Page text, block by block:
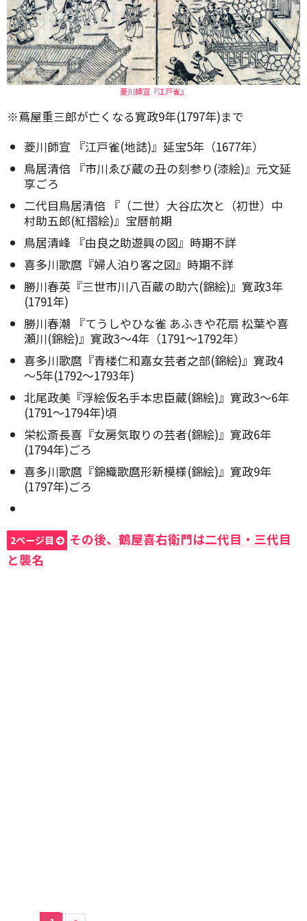
菱川師宣『江戸雀』
※蔦屋重三郎が亡くなる寛政9年(1797年)まで
菱川師宣 『江戸雀(地誌)』延宝5年（1677年）
鳥居清倍 『市川ゑび蔵の丑の刻参り(漆絵)』元文延
享ごろ
二代目鳥居清倍 『（二世）大谷広次と（初世）中
村助五郎(紅摺絵)』宝暦前期
鳥居清峰 『由良之助遊興の図』時期不詳
喜多川歌麿『婦人泊り客之図』時期不詳
勝川春英『三世市川八百蔵の助六(錦絵)』寛政3年
(1791年)
勝川春潮 『てうしやひな雀 あふきや花扇 松葉や喜
瀬川(錦絵)』寛政3～4年（1791～1792年）
喜多川歌麿『青楼仁和嘉女芸者之部(錦絵)』寛政4
～5年(1792～1793年)
北尾政美『浮絵仮名手本忠臣蔵(錦絵)』寛政3～6年
(1791～1794年)頃
栄松斎長喜『女房気取りの芸者(錦絵)』寛政6年
(1794年)ごろ
喜多川歌麿『錦織歌麿形新模様(錦絵)』寛政9年
(1797年)ごろ
2ページ目
その後、鶴屋喜右衛門は二代目・三代目
と襲名